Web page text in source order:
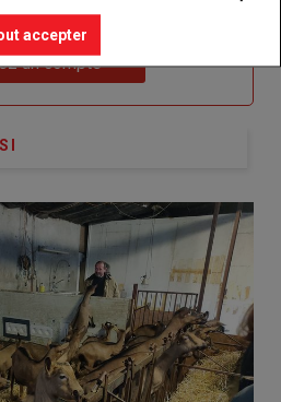
un compte
accepter